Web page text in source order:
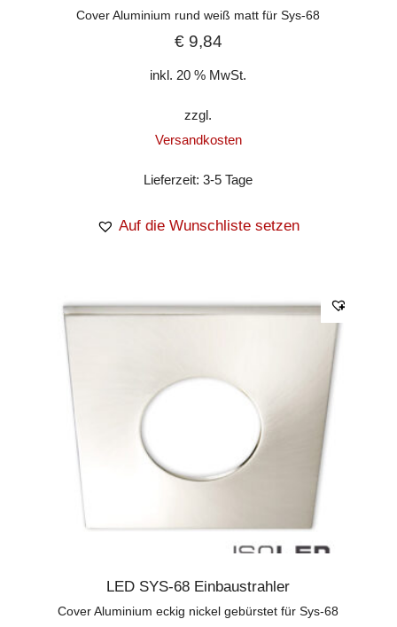
Cover Aluminium rund weiß matt für Sys-68
€9,84
inkl. 20 % MwSt.
zzgl.
Versandkosten
Lieferzeit:3-5 Tage
Auf die Wunschliste setzen
LED SYS-68 Einbaustrahler
Cover Aluminium eckig nickel gebürstet für Sys-68